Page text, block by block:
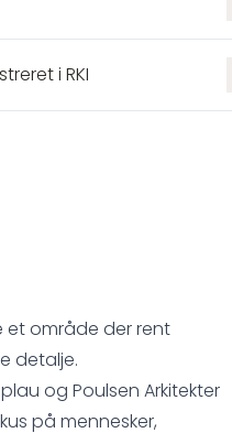
i RKI
et område der rent
detalje.
og Poulsen Arkitekter
på mennesker,